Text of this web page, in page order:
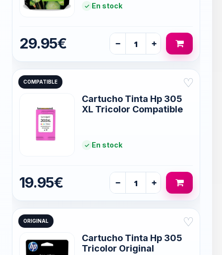
En stock
29.95€ − +
COMPATIBLE ♡
Cartucho Tinta Hp 305
XL Tricolor Compatible
En stock
19.95€ − +
ORIGINAL ♡
Cartucho Tinta Hp 305
Tricolor Original